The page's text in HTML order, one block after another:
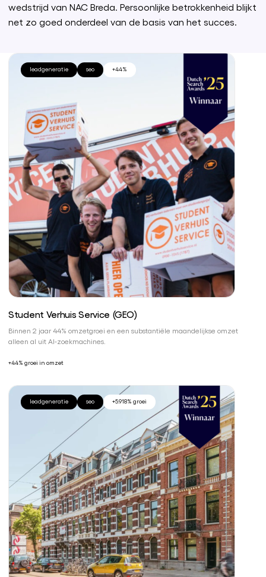
wedstrijd van NAC Breda. Persoonlijke betrokkenheid blijkt
net zo goed onderdeel van de basis van het succes.
leadgeneratie seo +44%
Student Verhuis Service (GEO)
Binnen 2 jaar 44% omzetgroei en een substantiële maandelijkse omzet
alleen al uit AI-zoekmachines.
+44% groei in omzet
leadgeneratie seo +5.918% groei